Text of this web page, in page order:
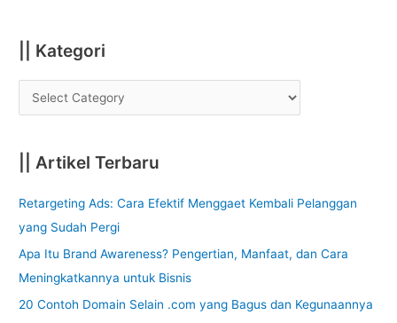
|| Kategori
|| Artikel Terbaru
Retargeting Ads: Cara Efektif Menggaet Kembali Pelanggan
yang Sudah Pergi
Apa Itu Brand Awareness? Pengertian, Manfaat, dan Cara
Meningkatkannya untuk Bisnis
20 Contoh Domain Selain .com yang Bagus dan Kegunaannya